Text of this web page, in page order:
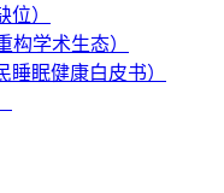
）
构学术生态）
眠健康白皮书）